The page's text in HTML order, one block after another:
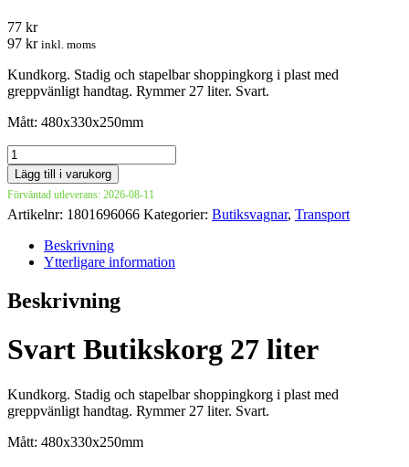
77 kr
97 kr inkl. moms
Kundkorg. Stadig och stapelbar shoppingkorg i plast med
greppvänligt handtag. Rymmer 27 liter. Svart.
Mått: 480x330x250mm
Svart
Butikskorg
27
liter
mängd
Lägg till i varukorg
Förväntad utleverans: 2026-08-11
Artikelnr: 1801696066 Kategorier: Butiksvagnar, Transport
Beskrivning
Ytterligare information
Beskrivning
Svart Butikskorg 27 liter
Kundkorg. Stadig och stapelbar shoppingkorg i plast med
greppvänligt handtag. Rymmer 27 liter. Svart.
Mått: 480x330x250mm